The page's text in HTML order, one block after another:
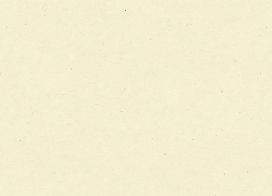
チーム12【こどもの食育支援チーム】